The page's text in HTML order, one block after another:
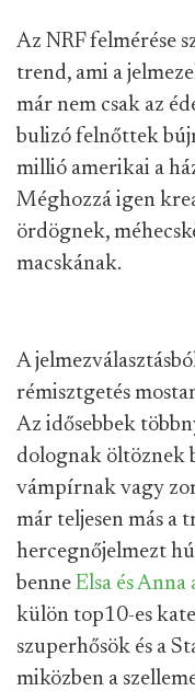
Az NRF felmérése
trend, ami a
már nem csak az
bulizó felnőttek
millió amerikai a
Méghozzá igen
ördögnek,
macskának.
A
rémisztgetés
Az idősebbek
dolognak öltöznek
vámpírnak vagy
már teljesen más a
hercegnőjelmezt
benne Elsa és Anna
külön top10-es
szuperhősök és a
miközben a